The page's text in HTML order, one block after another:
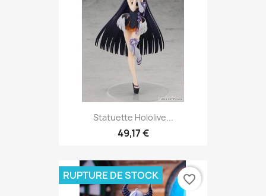
Statuette Hololive...
49,17 €
RUPTURE DE STOCK favorite_border